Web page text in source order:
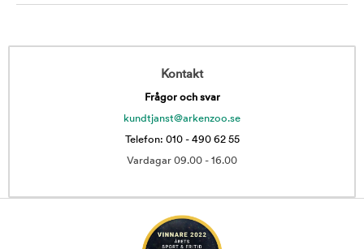
Kontakt
Frågor och svar
kundtjanst@arkenzoo.se
Telefon: 010 - 490 62 55
Vardagar 09.00 - 16.00